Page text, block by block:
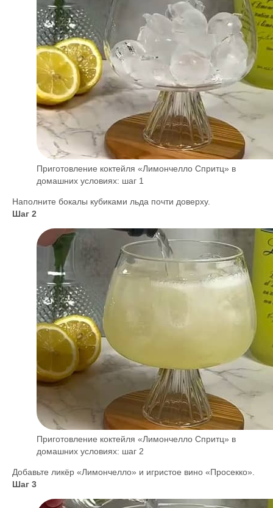
Приготовление коктейля «Лимончелло Спритц» в
домашних условиях: шаг 1
Наполните бокалы кубиками льда почти доверху.
Шаг 2
Приготовление коктейля «Лимончелло Спритц» в
домашних условиях: шаг 2
Добавьте ликёр «Лимончелло» и игристое вино «Просекко».
Шаг 3